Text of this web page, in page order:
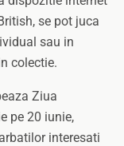
se pot juca
sau in
colectie.
Ziua
pe 20 iunie,
interesati